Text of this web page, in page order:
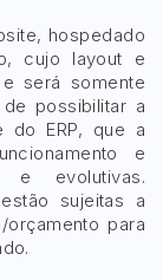
hospedado
cujo layout e
será somente
possibilitar a
do ERP, que a
e
e evolutivas.
sujeitas a
para